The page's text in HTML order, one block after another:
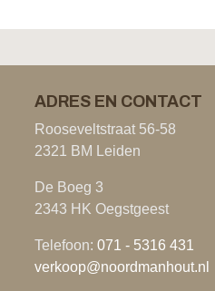
ADRES EN CONTACT
Rooseveltstraat 56-58
2321 BM Leiden
De Boeg 3
2343 HK Oegstgeest
Telefoon: 071 - 5316 431
verkoop@noordmanhout.nl